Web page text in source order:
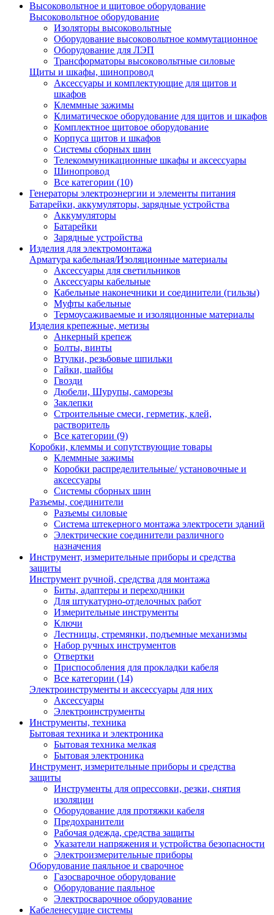
Высоковольтное и щитовое оборудование
Высоковольтное оборудование
Изоляторы высоковольтные
Оборудование высоковольтное коммутационное
Оборудование для ЛЭП
Трансформаторы высоковольтные силовые
Щиты и шкафы, шинопровод
Аксессуары и комплектующие для щитов и
шкафов
Клеммные зажимы
Климатическое оборудование для щитов и шкафов
Комплектное щитовое оборудование
Корпуса щитов и шкафов
Системы сборных шин
Телекоммуникационные шкафы и аксессуары
Шинопровод
Все категории (10)
Генераторы электроэнергии и элементы питания
Батарейки, аккумуляторы, зарядные устройства
Аккумуляторы
Батарейки
Зарядные устройства
Изделия для электромонтажа
Арматура кабельная/Изоляционные материалы
Аксессуары для светильников
Аксессуары кабельные
Кабельные наконечники и соединители (гильзы)
Муфты кабельные
Термоусаживаемые и изоляционные материалы
Изделия крепежные, метизы
Анкерный крепеж
Болты, винты
Втулки, резьбовые шпильки
Гайки, шайбы
Гвозди
Дюбели, Шурупы, саморезы
Заклепки
Строительные смеси, герметик, клей,
растворитель
Все категории (9)
Коробки, клеммы и сопутствующие товары
Клеммные зажимы
Коробки распределительные/ установочные и
аксессуары
Системы сборных шин
Разъемы, соединители
Разъемы силовые
Система штекерного монтажа электросети зданий
Электрические соединители различного
назначения
Инструмент, измерительные приборы и средства
защиты
Инструмент ручной, средства для монтажа
Биты, адаптеры и переходники
Для штукатурно-отделочных работ
Измерительные инструменты
Ключи
Лестницы, стремянки, подъемные механизмы
Набор ручных инструментов
Отвертки
Приспособления для прокладки кабеля
Все категории (14)
Электроинструменты и аксессуары для них
Аксессуары
Электроинструменты
Инструменты, техника
Бытовая техника и электроника
Бытовая техника мелкая
Бытовая электроника
Инструмент, измерительные приборы и средства
защиты
Инструменты для опрессовки, резки, снятия
изоляции
Оборудование для протяжки кабеля
Предохранители
Рабочая одежда, средства защиты
Указатели напряжения и устройства безопасности
Электроизмерительные приборы
Оборудование паяльное и сварочное
Газосварочное оборудование
Оборудование паяльное
Электросварочное оборудование
Кабеленесущие системы